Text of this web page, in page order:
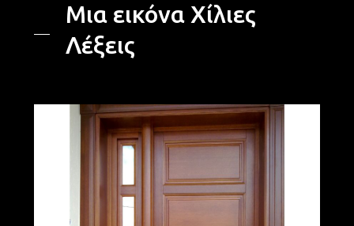
Μια εικόνα Χίλιες
Λέξεις